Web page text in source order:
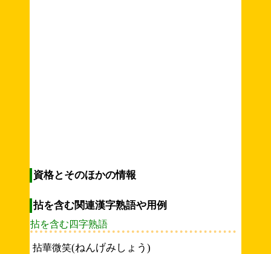
資格とそのほかの情報
拈を含む関連漢字熟語や用例
拈を含む四字熟語
拈華微笑(ねんげみしょう)